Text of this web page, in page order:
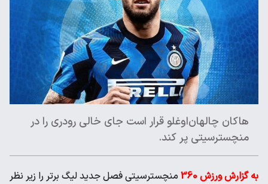
هاکان چالهان‌اوغلو قرار است جای خالی رودری را در
منچسترسیتی پر کند.
به گزارش ورزش 360
منچسترسیتی فصل جدید لیگ برتر را زیر نظر